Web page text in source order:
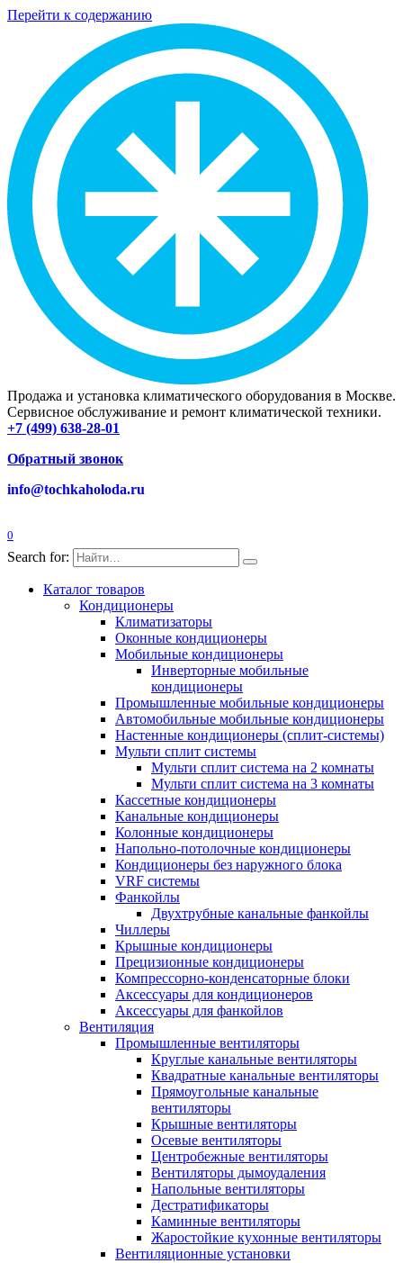
Перейти к содержанию
Продажа и установка климатического оборудования в Москве.
Сервисное обслуживание и ремонт климатической техники.
+7 (499) 638-28-01
Обратный звонок
info@tochkaholoda.ru
0
Search for:
Каталог товаров
Кондиционеры
Климатизаторы
Оконные кондиционеры
Мобильные кондиционеры
Инверторные мобильные
кондиционеры
Промышленные мобильные кондиционеры
Автомобильные мобильные кондиционеры
Настенные кондиционеры (сплит-системы)
Мульти сплит системы
Мульти сплит система на 2 комнаты
Мульти сплит система на 3 комнаты
Кассетные кондиционеры
Канальные кондиционеры
Колонные кондиционеры
Напольно-потолочные кондиционеры
Кондиционеры без наружного блока
VRF системы
Фанкойлы
Двухтрубные канальные фанкойлы
Чиллеры
Крышные кондиционеры
Прецизионные кондиционеры
Компрессорно-конденсаторные блоки
Аксессуары для кондиционеров
Аксессуары для фанкойлов
Вентиляция
Промышленные вентиляторы
Круглые канальные вентиляторы
Квадратные канальные вентиляторы
Прямоугольные канальные
вентиляторы
Крышные вентиляторы
Осевые вентиляторы
Центробежные вентиляторы
Вентиляторы дымоудаления
Напольные вентиляторы
Дестратификаторы
Каминные вентиляторы
Жаростойкие кухонные вентиляторы
Вентиляционные установки